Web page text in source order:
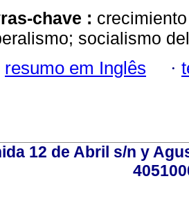
chave :
socialismo
resumo em Inglês ·
12 de Abril s/n y